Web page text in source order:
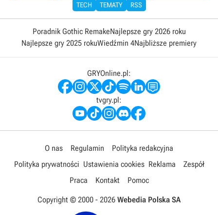
TECH
TEMATY RSS
Poradnik Gothic RemakeNajlepsze gry 2026 roku
Najlepsze gry 2025 rokuWiedźmin 4Najbliższe premiery
GRYOnline.pl:
tvgry.pl:
O nas Regulamin
Polityka redakcyjna
Polityka prywatności Ustawienia cookies Reklama
Zespół
Praca
Kontakt Pomoc
Copyright © 2000 - 2026 Webedia Polska SA